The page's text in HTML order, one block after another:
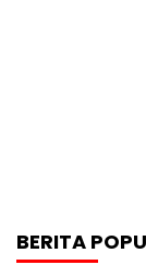
BERITA